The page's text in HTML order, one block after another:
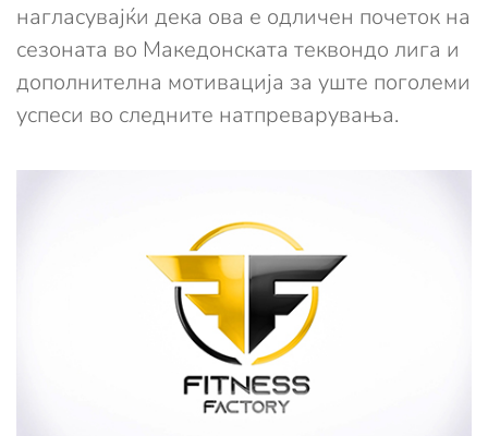
нагласувајќи дека ова е одличен почеток на
сезоната во Македонската теквондо лига и
дополнителна мотивација за уште поголеми
успеси во следните натпреварувања.